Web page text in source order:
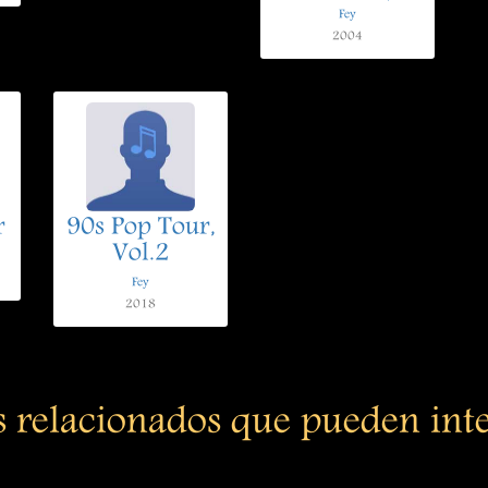
Fey
2004
90s Pop Tour,
Vol.2
Fey
2018
relacionados que pueden